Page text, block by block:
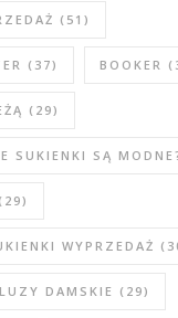
(51)
(37) BOOKER
(29)
SUKIENKI SĄ
(29)
WYPRZEDAŻ
DAMSKIE (29)